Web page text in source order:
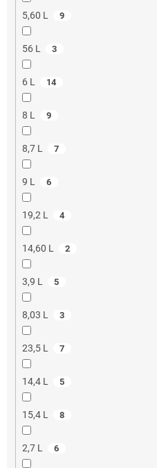
5,60 L 9
56 L 3
6 L 14
8 L 9
8,7 L 7
9 L 6
19,2 L 4
14,60 L 2
3,9 L 5
8,03 L 3
23,5 L 7
14,4 L 5
15,4 L 8
2,7 L 6